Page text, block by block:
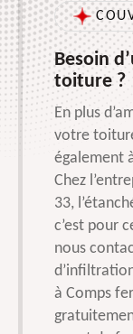
Besoin
toiture ?
En plus
votre
également
Chez
33,
c’est pour
nous
à Comps